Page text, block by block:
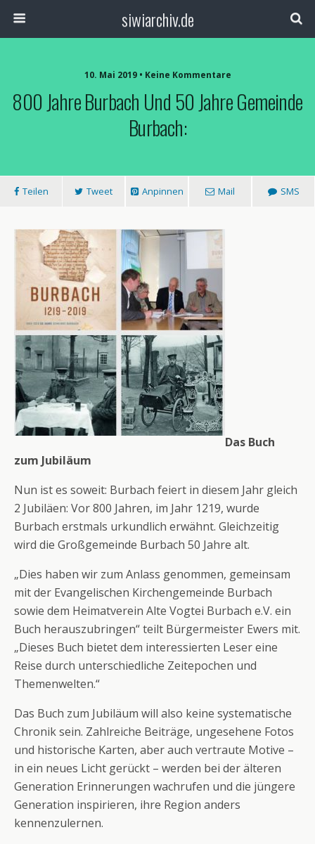
siwiarchiv.de
10. Mai 2019 • Keine Kommentare
800 Jahre Burbach Und 50 Jahre Gemeinde
Burbach:
Teilen Tweet Anpinnen Mail SMS
Das Buch
zum Jubiläum
Nun ist es soweit: Burbach feiert in diesem Jahr gleich
2 Jubiläen: Vor 800 Jahren, im Jahr 1219, wurde
Burbach erstmals urkundlich erwähnt. Gleichzeitig
wird die Großgemeinde Burbach 50 Jahre alt.
„Dies haben wir zum Anlass genommen, gemeinsam
mit der Evangelischen Kirchengemeinde Burbach
sowie dem Heimatverein Alte Vogtei Burbach e.V. ein
Buch herauszubringen“ teilt Bürgermeister Ewers mit.
„Dieses Buch bietet dem interessierten Leser eine
Reise durch unterschiedliche Zeitepochen und
Themenwelten.“
Das Buch zum Jubiläum will also keine systematische
Chronik sein. Zahlreiche Beiträge, ungesehene Fotos
und historische Karten, aber auch vertraute Motive –
in ein neues Licht gerückt – werden bei der älteren
Generation Erinnerungen wachrufen und die jüngere
Generation inspirieren, ihre Region anders
kennenzulernen.